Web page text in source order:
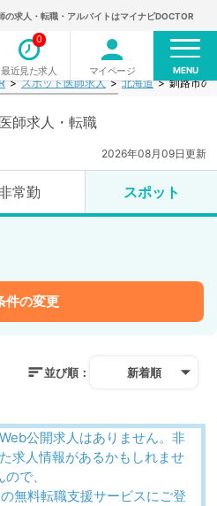
の求人・転職・アルバイトはマイナビDOCTOR
最近見た求人
0
マイページ MENU
スポット医師求人 北海道 釧路市の
師求人・転職
2026年08月09日更新
常勤 スポット
件の変更
並び順： 新着順
公開求人はありません。非
求人情報があるかもしれませ
ので、
無料転職支援サービスにご登